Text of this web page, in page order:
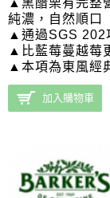
純濃， 自然順口
▲通過SGS 202
▲比藍莓蔓越莓
▲本項為東風經
加入購物車